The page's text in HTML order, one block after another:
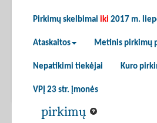
Pirkimų skelbimai iki 2017 m.
Ataskaitos Metinis pirkimų
Nepatikimi tiekėjai Kuro
VPĮ 23 str. įmonės
pirkimų